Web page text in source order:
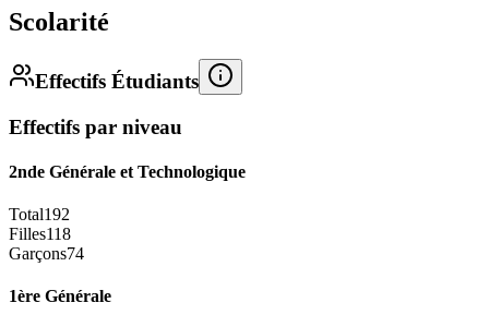
Scolarité
Effectifs Étudiants
Effectifs par niveau
2nde Générale et Technologique
Total192
Filles118
Garçons74
1ère Générale